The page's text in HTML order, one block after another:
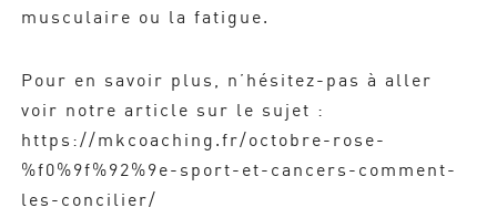
musculaire ou la fatigue.
Pour en savoir plus, n’hésitez-pas à aller
voir notre article sur le sujet :
https://mkcoaching.fr/octobre-rose-
%f0%9f%92%9e-sport-et-cancers-comment-
les-concilier/